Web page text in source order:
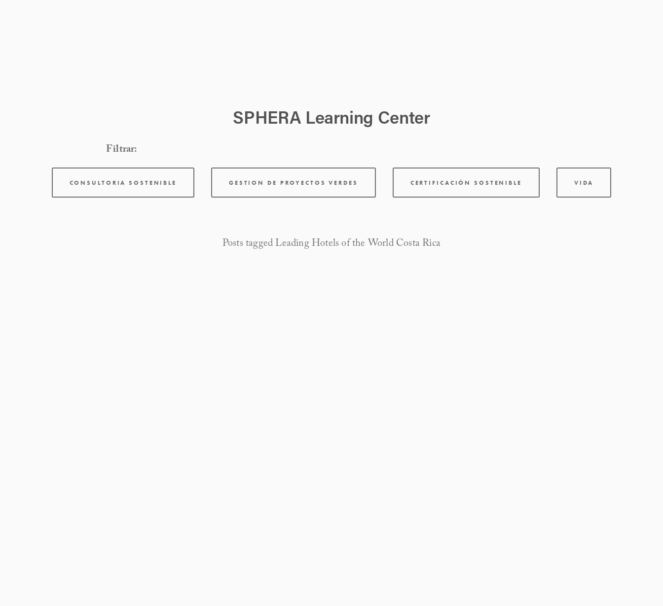
SPHERA Learning Center
Filtrar:
CONSULTORIA SOSTENIBLE GESTION DE PROYECTOS VERDES CERTIFICACIÓN SOSTENIBLE VIDA
Posts tagged Leading Hotels of the World Costa Rica